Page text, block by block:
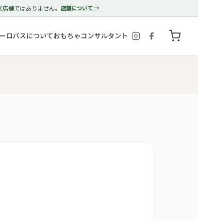
舗ではありません。 店舗について →
ロバスについておもちゃコンサルタント